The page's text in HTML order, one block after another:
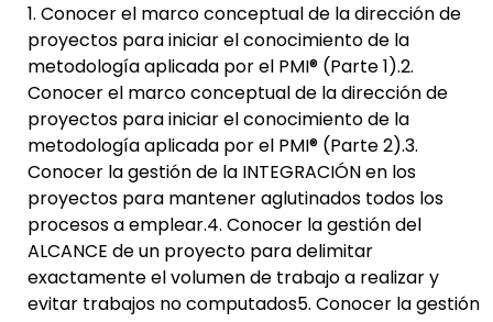
1. Conocer el marco conceptual de la dirección de
proyectos para iniciar el conocimiento de la
metodología aplicada por el PMI® (Parte 1).2.
Conocer el marco conceptual de la dirección de
proyectos para iniciar el conocimiento de la
metodología aplicada por el PMI® (Parte 2).3.
Conocer la gestión de la INTEGRACIÓN en los
proyectos para mantener aglutinados todos los
procesos a emplear.4. Conocer la gestión del
ALCANCE de un proyecto para delimitar
exactamente el volumen de trabajo a realizar y
evitar trabajos no computados5. Conocer la gestión